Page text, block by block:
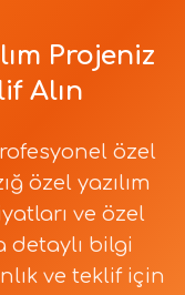
Projeniz
Alın
özel
özel yazılım
ve özel
detaylı bilgi
ve teklif için